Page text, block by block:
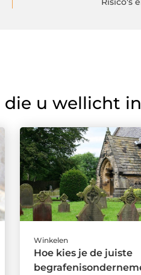
die u wellicht
Winkelen
Hoe kies je de juiste